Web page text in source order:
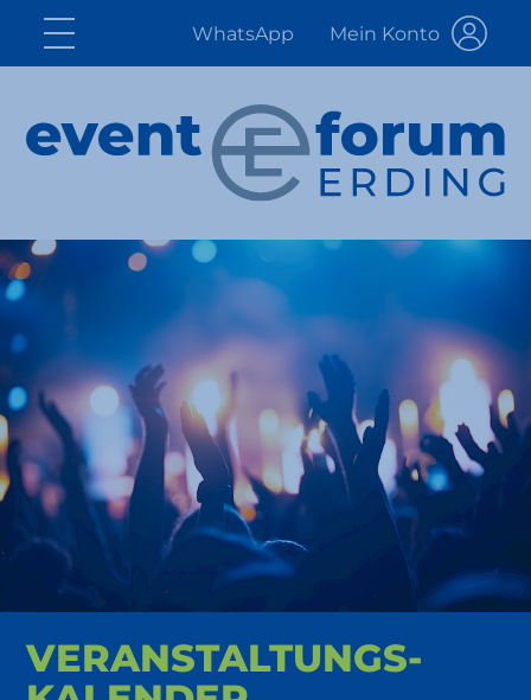
WhatsApp Mein Konto
VERAN­STALTUNGS­